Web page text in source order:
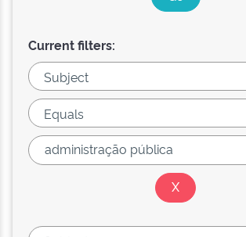
Current filters: